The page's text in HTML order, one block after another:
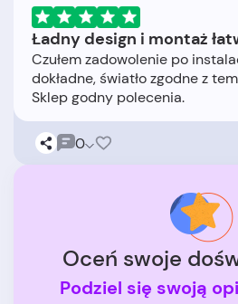
Ładny design i montaż
Czułem zadowolenie po
dokładne, światło zgodne z
0
Oceń swoje
Podziel się swoją